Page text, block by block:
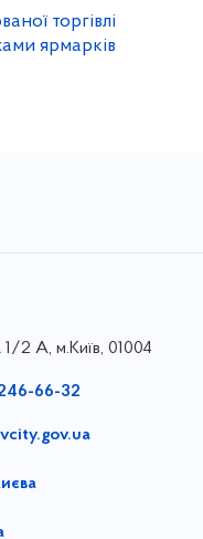
торгівлі
ярмарків
1/⁠2 А, м.Київ, 01004
66-32